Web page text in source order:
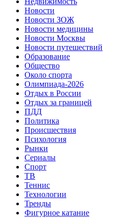
Новости
Новости ЗОЖ
Новости медицины
Новости Москвы
Новости путешествий
Образование
Общество
Около спорта
Олимпиада-2026
Отдых в России
Отдых за границей
ПДД
Политика
Происшествия
Психология
Рынки
Сериалы
Спорт
ТВ
Теннис
Технологии
Тренды
Фигурное катание